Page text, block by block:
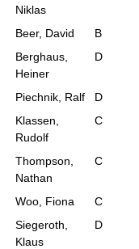
Niklas
Beer, David B
Berghaus,
Heiner
D
Piechnik, Ralf D
Klassen,
Rudolf
C
Thompson,
Nathan
C
Woo, Fiona C
Siegeroth,
Klaus
D